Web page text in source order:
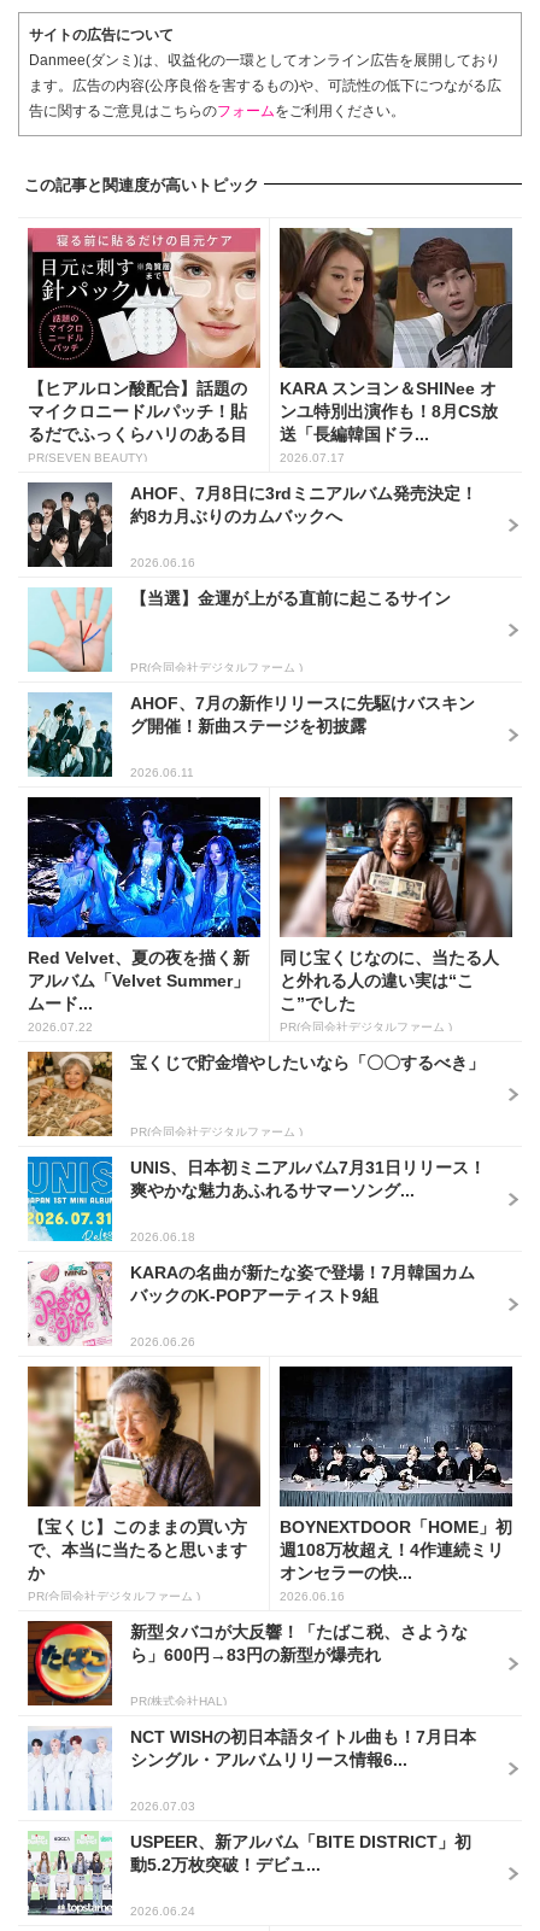
サイトの広告について
Danmee(ダンミ)は、収益化の一環としてオンライン広告を展開しており
ます。広告の内容(公序良俗を害するもの)や、可読性の低下につながる広
告に関するご意見はこちらのフォームをご利用ください。
この記事と関連度が高いトピック
【ヒアルロン酸配合】話題の
マイクロニードルパッチ！貼
るだでふっくらハリのある目
元...
PR(SEVEN BEAUTY)
KARA スンヨン＆SHINee オ
ンユ特別出演作も！8月CS放
送「長編韓国ドラ...
2026.07.17
AHOF、7月8日に3rdミニアルバム発売決定！
約8カ月ぶりのカムバックへ
2026.06.16
【当選】金運が上がる直前に起こるサイン
PR(合同会社デジタルファーム )
AHOF、7月の新作リリースに先駆けバスキン
グ開催！新曲ステージを初披露
2026.06.11
Red Velvet、夏の夜を描く新
アルバム「Velvet Summer」
ムード...
2026.07.22
同じ宝くじなのに、当たる人
と外れる人の違い実は“こ
こ”でした
PR(合同会社デジタルファーム )
宝くじで貯金増やしたいなら「〇〇するべき」
PR(合同会社デジタルファーム )
UNIS、日本初ミニアルバム7月31日リリース！
爽やかな魅力あふれるサマーソング...
2026.06.18
KARAの名曲が新たな姿で登場！7月韓国カム
バックのK-POPアーティスト9組
2026.06.26
【宝くじ】このままの買い方
で、本当に当たると思います
か
PR(合同会社デジタルファーム )
BOYNEXTDOOR「HOME」初
週108万枚超え！4作連続ミリ
オンセラーの快...
2026.06.16
新型タバコが大反響！「たばこ税、さような
ら」600円→83円の新型が爆売れ
PR(株式会社HAL)
NCT WISHの初日本語タイトル曲も！7月日本
シングル・アルバムリリース情報6...
2026.07.03
USPEER、新アルバム「BITE DISTRICT」初
動5.2万枚突破！デビュ...
2026.06.24